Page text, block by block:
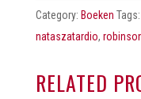
Category: Boeken Tags:
nataszatardio,
RELATED